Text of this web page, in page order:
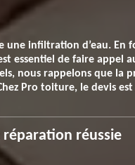
infiltration d’eau. En
essentiel de faire appel
nous rappelons que la
Pro toiture, le devis
réussie